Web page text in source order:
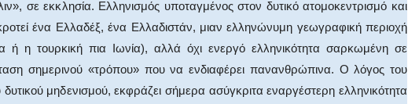
σε εκκλησία. Eλληνισμός υποταγμένος στον δυτικό ατομοκεντρισμό και
ένα Eλλαδέξ, ένα Eλλαδιστάν, μιαν ελληνώνυμη γεωγραφική περιοχή
ή η τουρκική πια Iωνία), αλλά όχι ενεργό ελληνικότητα σαρκωμένη σε
σημερινού «τρόπου» που να ενδιαφέρει πανανθρώπινα. O λόγος του
δυτικού μηδενισμού, εκφράζει σήμερα ασύγκριτα εναργέστερη ελληνικότητα